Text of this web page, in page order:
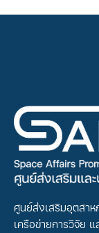
ศูนย์ส่งเสริมอุตสา
เครือข่ายการวิจัย